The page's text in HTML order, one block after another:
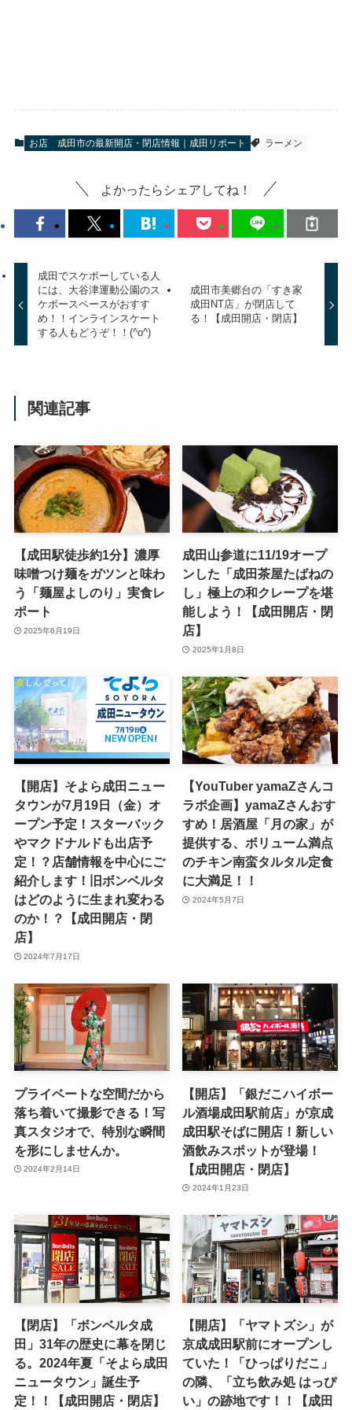
お店 成田市の最新開店・閉店情報｜成田リポート ラーメン
よかったらシェアしてね！
成田でスケボーしている人
には、大谷津運動公園のス
ケボースペースがおすす
め！！インラインスケート
する人もどうぞ！！(^o^)
成田市美郷台の「すき家
成田NT店」が閉店して
る！【成田開店・閉店】
関連記事
【成田駅徒歩約1分】濃厚
味噌つけ麺をガツンと味わ
う「麺屋よしのり」実食レ
ポート
2025年6月19日
成田山参道に11/19オープ
ンした「成田茶屋たばねの
し」極上の和クレープを堪
能しよう！【成田開店・閉
店】
2025年1月8日
【開店】そよら成田ニュー
タウンが7月19日（金）オ
ープン予定！スターバック
やマクドナルドも出店予
定！？店舗情報を中心にご
紹介します！旧ボンベルタ
はどのように生まれ変わる
のか！？【成田開店・閉
店】
2024年7月17日
【YouTuber yamaZさんコ
ラボ企画】yamaZさんおす
すめ！居酒屋「月の家」が
提供する、ボリューム満点
のチキン南蛮タルタル定食
に大満足！！
2024年5月7日
プライベートな空間だから
落ち着いて撮影できる！写
真スタジオで、特別な瞬間
を形にしませんか。
2024年2月14日
【開店】「銀だこハイボー
ル酒場成田駅前店」が京成
成田駅そばに開店！新しい
酒飲みスポットが登場！
【成田開店・閉店】
2024年1月23日
【閉店】「ボンベルタ成
田」31年の歴史に幕を閉じ
る。2024年夏「そよら成田
ニュータウン」誕生予
定！！【成田開店・閉店】
【開店】「ヤマトズシ」が
京成成田駅前にオープンし
ていた！「ひっぱりだこ」
の隣、「立ち飲み処 はっぴ
い」の跡地です！！【成田